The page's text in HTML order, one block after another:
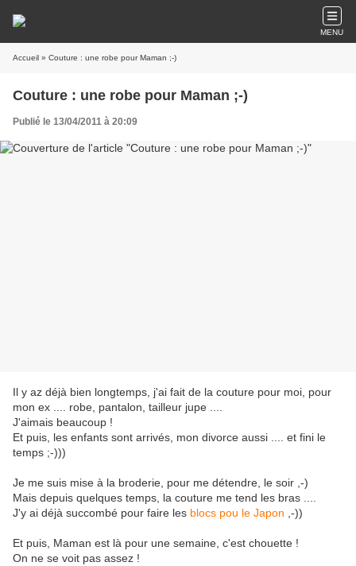
MENU
Accueil » Couture : une robe pour Maman ;-)
Couture : une robe pour Maman ;-)
Publié le 13/04/2011 à 20:09
Il y az déjà bien longtemps, j'ai fait de la couture pour moi, pour
mon ex .... robe, pantalon, tailleur jupe ....
J'aimais beaucoup !
Et puis, les enfants sont arrivés, mon divorce aussi .... et fini le
temps ;-)))
Je me suis mise à la broderie, pour me détendre, le soir ,-)
Mais depuis quelques temps, la couture me tend les bras ....
J'y ai déjà succombé pour faire les blocs pou le Japon ,-))
Et puis, Maman est là pour une semaine, c'est chouette !
On ne se voit pas assez !